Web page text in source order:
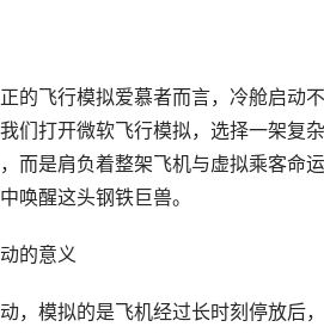
的飞行模拟爱慕者而言，冷舱启动
们打开微软飞行模拟，选择一架复
而是肩负着整架飞机与虚拟乘客命
唤醒这头钢铁巨兽。
的意义
，模拟的是飞机经过长时刻停放后